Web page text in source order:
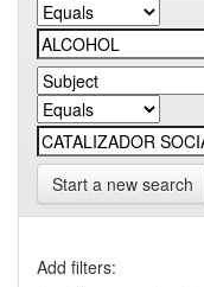
Start a new search
Add filters: